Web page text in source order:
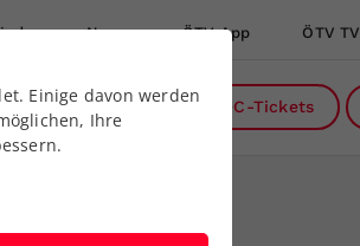
News ÖTV App ÖTV TV
Über uns DC-Tickets
Einige davon werden
Ihre